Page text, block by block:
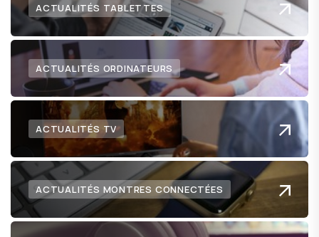
ACTUALITÉS TABLETTES
ACTUALITÉS ORDINATEURS
ACTUALITÉS TV
ACTUALITÉS MONTRES CONNECTÉES